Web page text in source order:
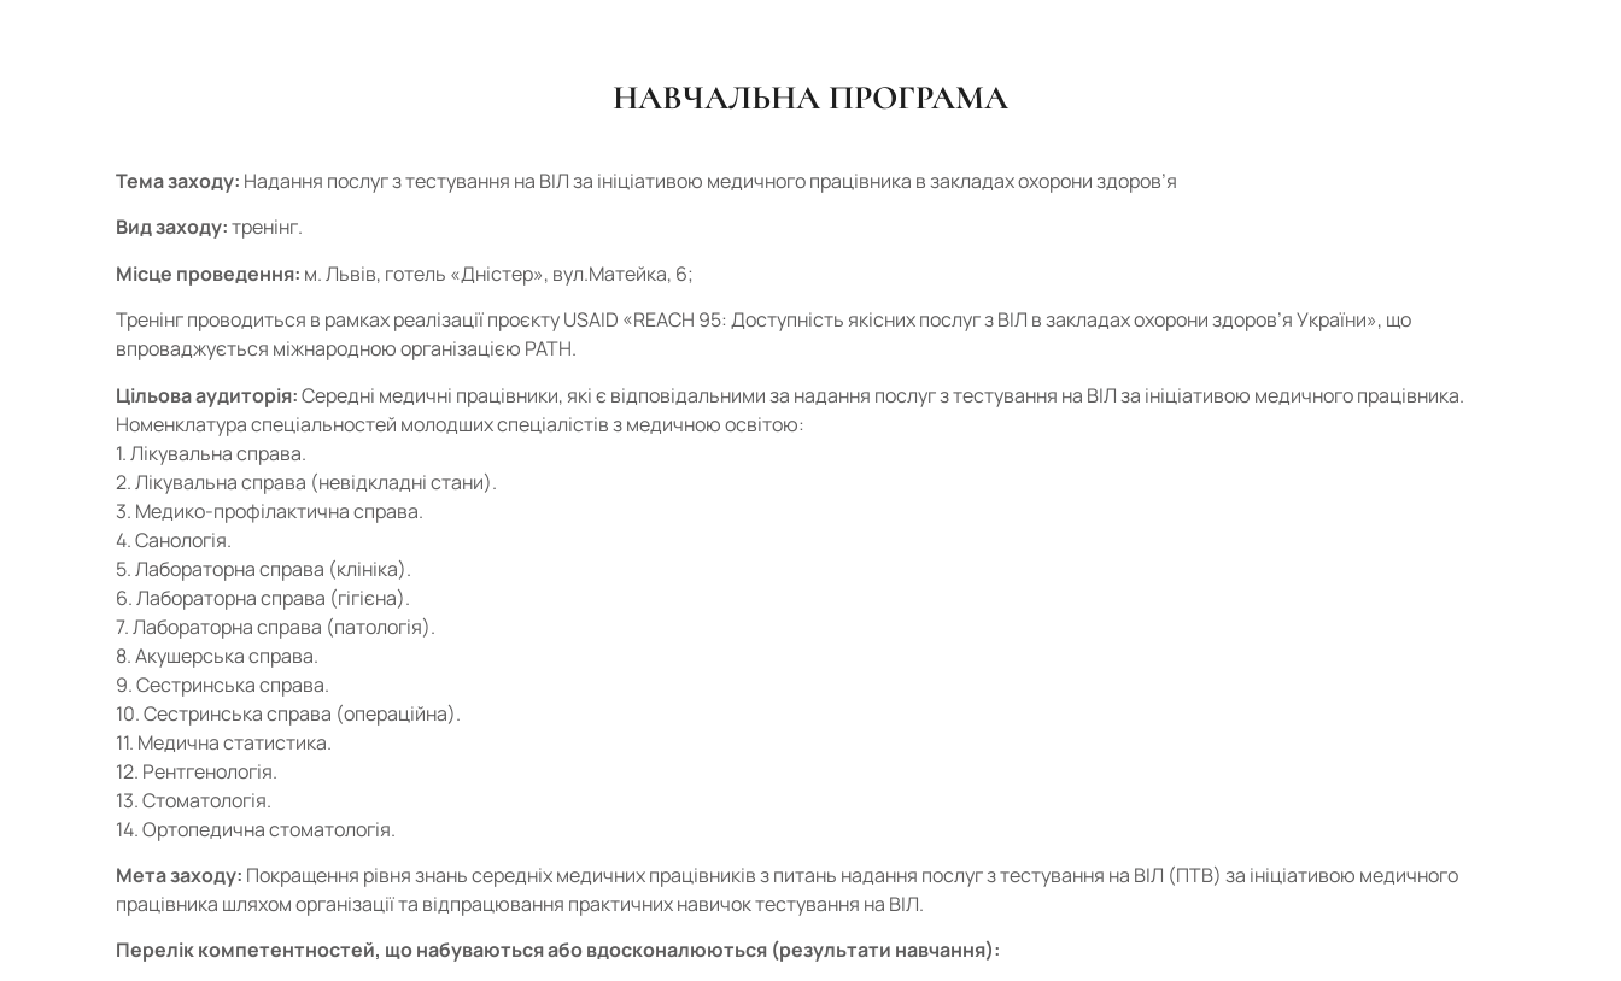
НАВЧАЛЬНА ПРОГРАМА
Тема заходу: Надання послуг з тестування на ВІЛ за ініціативою медичного працівника в закладах охорони здоров’я
Вид заходу:тренінг.
Місце проведення: м. Львів, готель «Дністер», вул.Матейка, 6;
Тренінг проводиться в рамках реалізації проєкту USAID «REACH 95: Доступність якісних послуг з ВІЛ в закладах охорони здоров’я України», що
впроваджується міжнародною організацією PATH.
Цільова аудиторія:Середні медичні працівники, які є відповідальними за надання послуг з тестування на ВІЛ за ініціативою медичного працівника.
Номенклатура спеціальностей молодших спеціалістів з медичною освітою:
1. Лікувальна справа.
2. Лікувальна справа (невідкладні стани).
3. Медико-профілактична справа.
4. Санологія.
5. Лабораторна справа (клініка).
6. Лабораторна справа (гігієна).
7. Лабораторна справа (патологія).
8. Акушерська справа.
9. Сестринська справа.
10. Сестринська справа (операційна).
11. Медична статистика.
12. Рентгенологія.
13. Стоматологія.
14. Ортопедична стоматологія.
Мета заходу: Покращення рівня знань середніх медичних працівників з питань надання послуг з тестування на ВІЛ (ПТВ) за ініціативою медичного
працівника шляхом організації та відпрацювання практичних навичок тестування на ВІЛ.
Перелік компетентностей, що набуваються або вдосконалюються (результати навчання):